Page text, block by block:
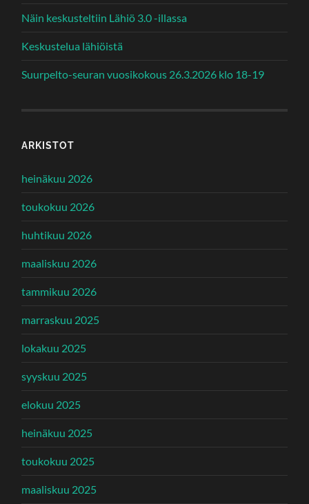
Näin keskusteltiin Lähiö 3.0 -illassa
Keskustelua lähiöistä
Suurpelto-seuran vuosikokous 26.3.2026 klo 18-19
ARKISTOT
heinäkuu 2026
toukokuu 2026
huhtikuu 2026
maaliskuu 2026
tammikuu 2026
marraskuu 2025
lokakuu 2025
syyskuu 2025
elokuu 2025
heinäkuu 2025
toukokuu 2025
maaliskuu 2025